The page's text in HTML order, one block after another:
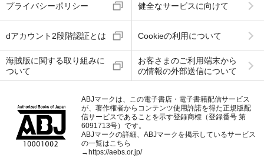
プライバシーポリシー 健全なサービスに向けて
dアカウント2段階認証とは Cookieの利用について
海賊版に関する取り組みに
ついて
お客さまのご利用端末から
の情報の外部送信について
ABJマークは、この電子書店・電子書籍配信サービス
が、著作権者からコンテンツ使用許諾を得た正規版配
信サービスであることを示す登録商標（登録番号 第
6091713号）です。
ABJマークの詳細、ABJマークを掲示しているサービス
の一覧はこちら
→ https://aebs.or.jp/